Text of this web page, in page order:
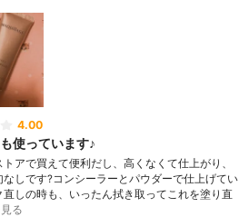
4.00
使っています♪
トアで買えて便利だし、高くなくて仕上がり、
なしです?コンシーラーとパウダーで仕上げてい
直しの時も、いったん拭き取ってこれを塗り直
る